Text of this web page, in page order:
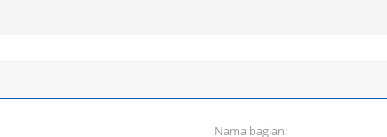
Nama bagian: